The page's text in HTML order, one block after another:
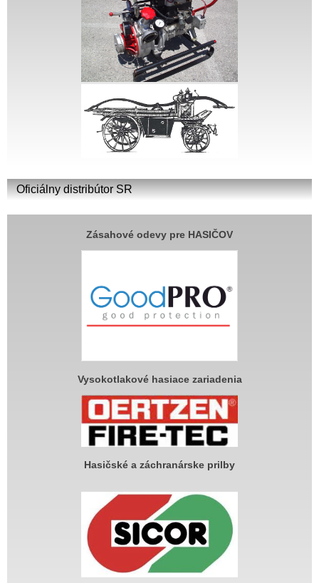
Oficiálny distribútor SR
Zásahové odevy pre HASIČOV
Vysokotlakové hasiace zariadenia
Hasičské a záchranárske prilby